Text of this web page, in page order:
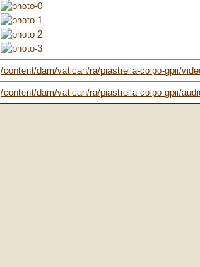
/content/dam/vatican/ra/piastrella-colpo-gpii/
/content/dam/vatican/ra/piastrella-colpo-gpii/